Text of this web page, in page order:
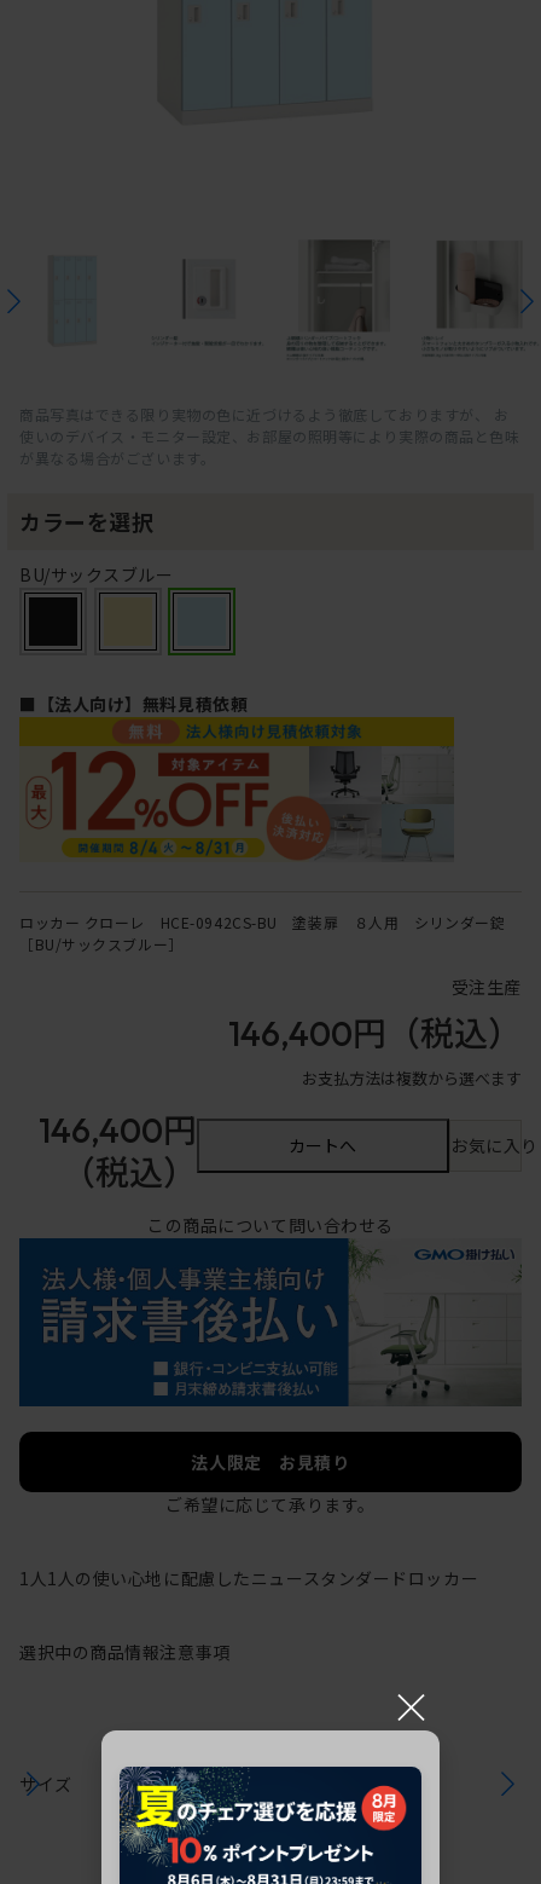
商品写真はできる限り実物の色に近づけるよう徹底しておりますが、 お
使いのデバイス・モニター設定、お部屋の照明等により実際の商品と色味
が異なる場合がございます。
カラーを選択
BU/サックスブルー
■【法人向け】無料見積依頼
ロッカー クローレ HCE-0942CS-BU 塗装扉 ８人用 シリンダー錠
［BU/サックスブルー］
受注生産
146,400円 （税込）
お支払方法は複数から選べます
146,400円
（税込）
カートへ お気に入
この商品について問い合わせる
法人限定 お見積り
ご希望に応じて承ります。
1人1人の使い心地に配慮したニュースタンダードロッカー
選択中の商品情報注意事項
サイズ
×